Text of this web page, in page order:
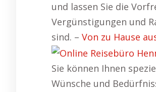
und lassen Sie die
Vergünstigungen und
sind. – Von zu Hause
Sie können Ihnen
Wünsche und